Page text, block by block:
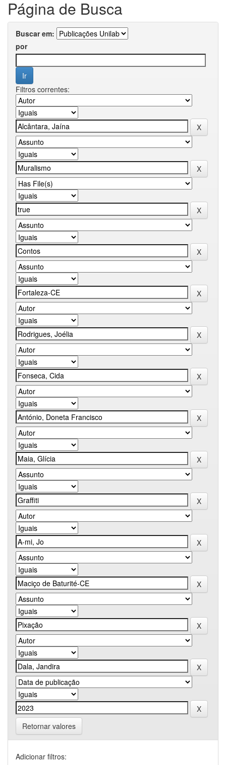
Página de Busca
Buscar em:
por
Filtros correntes:
Retornar valores
Adicionar filtros: